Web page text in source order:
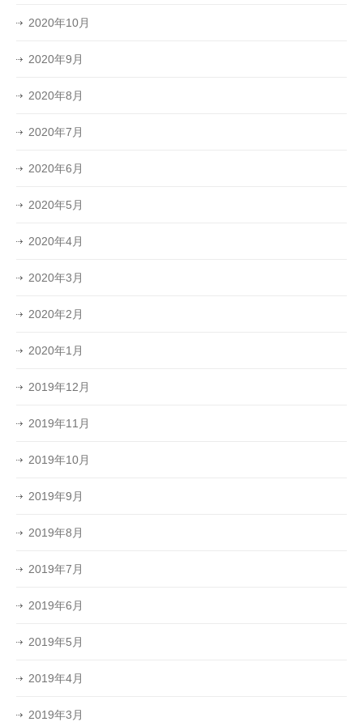
2020年10月
2020年9月
2020年8月
2020年7月
2020年6月
2020年5月
2020年4月
2020年3月
2020年2月
2020年1月
2019年12月
2019年11月
2019年10月
2019年9月
2019年8月
2019年7月
2019年6月
2019年5月
2019年4月
2019年3月